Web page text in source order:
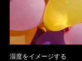
湿度をイメージする